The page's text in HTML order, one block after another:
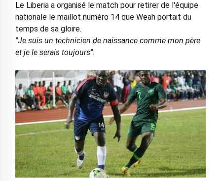
Le Liberia a organisé le match pour retirer de l'équipe
nationale le maillot numéro 14 que Weah portait du
temps de sa gloire.
"Je suis un technicien de naissance comme mon père
et je le serais toujours".